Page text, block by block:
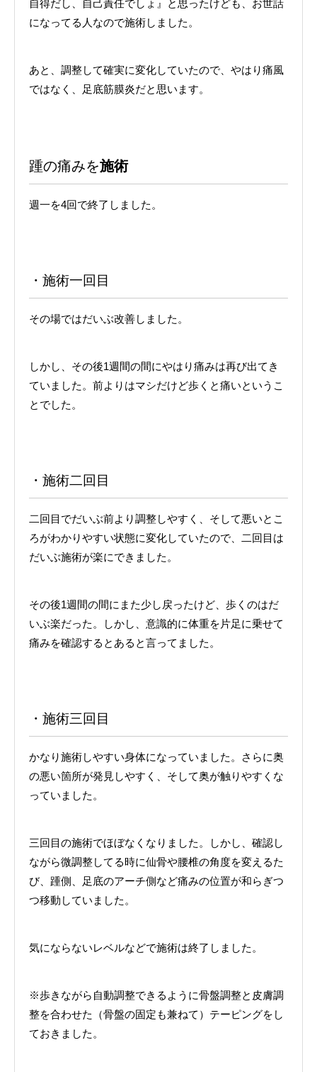
自得だし、自己責任でしょ』と思ったけども、お世話
になってる人なので施術しました。
あと、調整して確実に変化していたので、やはり痛風
ではなく、足底筋膜炎だと思います。
踵の痛みを施術
週一を4回で終了しました。
・施術一回目
その場ではだいぶ改善しました。
しかし、その後1週間の間にやはり痛みは再び出てき
ていました。前よりはマシだけど歩くと痛いというこ
とでした。
・施術二回目
二回目でだいぶ前より調整しやすく、そして悪いとこ
ろがわかりやすい状態に変化していたので、二回目は
だいぶ施術が楽にできました。
その後1週間の間にまた少し戻ったけど、歩くのはだ
いぶ楽だった。しかし、意識的に体重を片足に乗せて
痛みを確認するとあると言ってました。
・施術三回目
かなり施術しやすい身体になっていました。さらに奥
の悪い箇所が発見しやすく、そして奥が触りやすくな
っていました。
三回目の施術でほぼなくなりました。しかし、確認し
ながら微調整してる時に仙骨や腰椎の角度を変えるた
び、踵側、足底のアーチ側など痛みの位置が和らぎつ
つ移動していました。
気にならないレベルなどで施術は終了しました。
※歩きながら自動調整できるように骨盤調整と皮膚調
整を合わせた（骨盤の固定も兼ねて）テーピングをし
ておきました。